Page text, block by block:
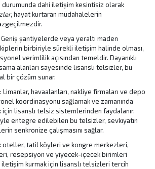
dahi iletişim kesintisiz olarak
, hayat kurtaran müdahalelerin
şantiyelerde veya yeraltı maden
birbiriyle sürekli iletişim halinde olması,
verimlilik açısından temeldir. Dayanıklı
alanları sayesinde lisanslı telsizler, bu
bir çözüm sunar.
Limanlar, havaalanları, nakliye firmaları ve depo
koordinasyonu sağlamak ve zamanında
lisanslı telsiz sistemlerinden faydalanır.
entegre edilebilen bu telsizler, sevkıyatın
senkronize çalışmasını sağlar.
oteller, tatil köyleri ve kongre merkezleri,
resepsiyon ve yiyecek-içecek birimleri
iletişim kurmak için lisanslı telsizleri tercih